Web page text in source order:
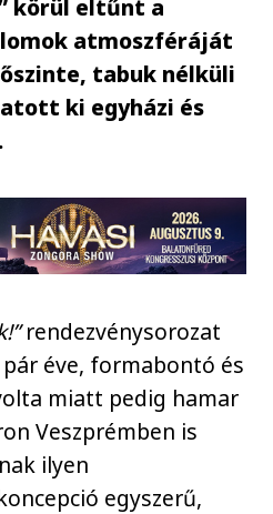
körül eltűnt a
atmoszféráját
tabuk nélküli
ki egyházi és
rendezvénysorozat
éve, formabontó és
miatt pedig hamar
Veszprémben is
ilyen
egyszerű,